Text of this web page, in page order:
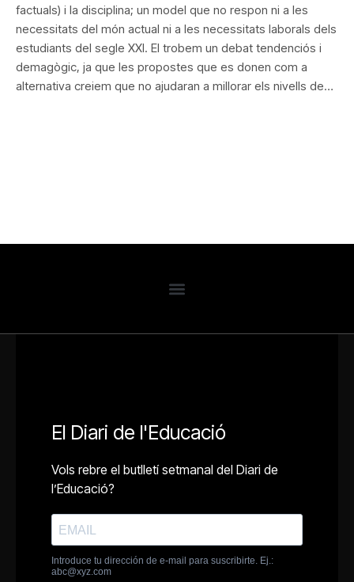
factuals) i la disciplina; un model que no respon ni a les
necessitats del món actual ni a les necessitats laborals dels
estudiants del segle XXI. El trobem un debat tendenciós i
demagògic, ja que les propostes que es donen com a
alternativa creiem que no ajudaran a millorar els nivells de…